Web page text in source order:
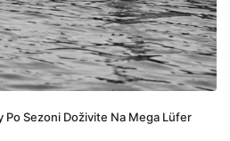
Po Sezoni Doživite Na Mega Lüfer